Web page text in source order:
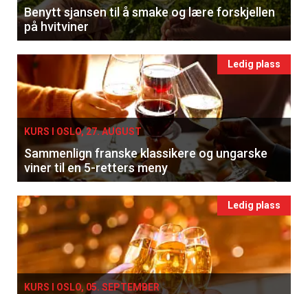
Benytt sjansen til å smake og lære forskjellen
på hvitviner
Ledig plass
KURS I OSLO, 27. AUGUST
Sammenlign franske klassikere og ungarske
viner til en 5-retters meny
Ledig plass
KURS I OSLO, 05. SEPTEMBER